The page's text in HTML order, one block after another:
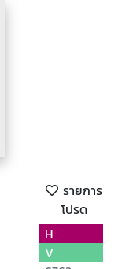
รายการ
โปรด
H
V